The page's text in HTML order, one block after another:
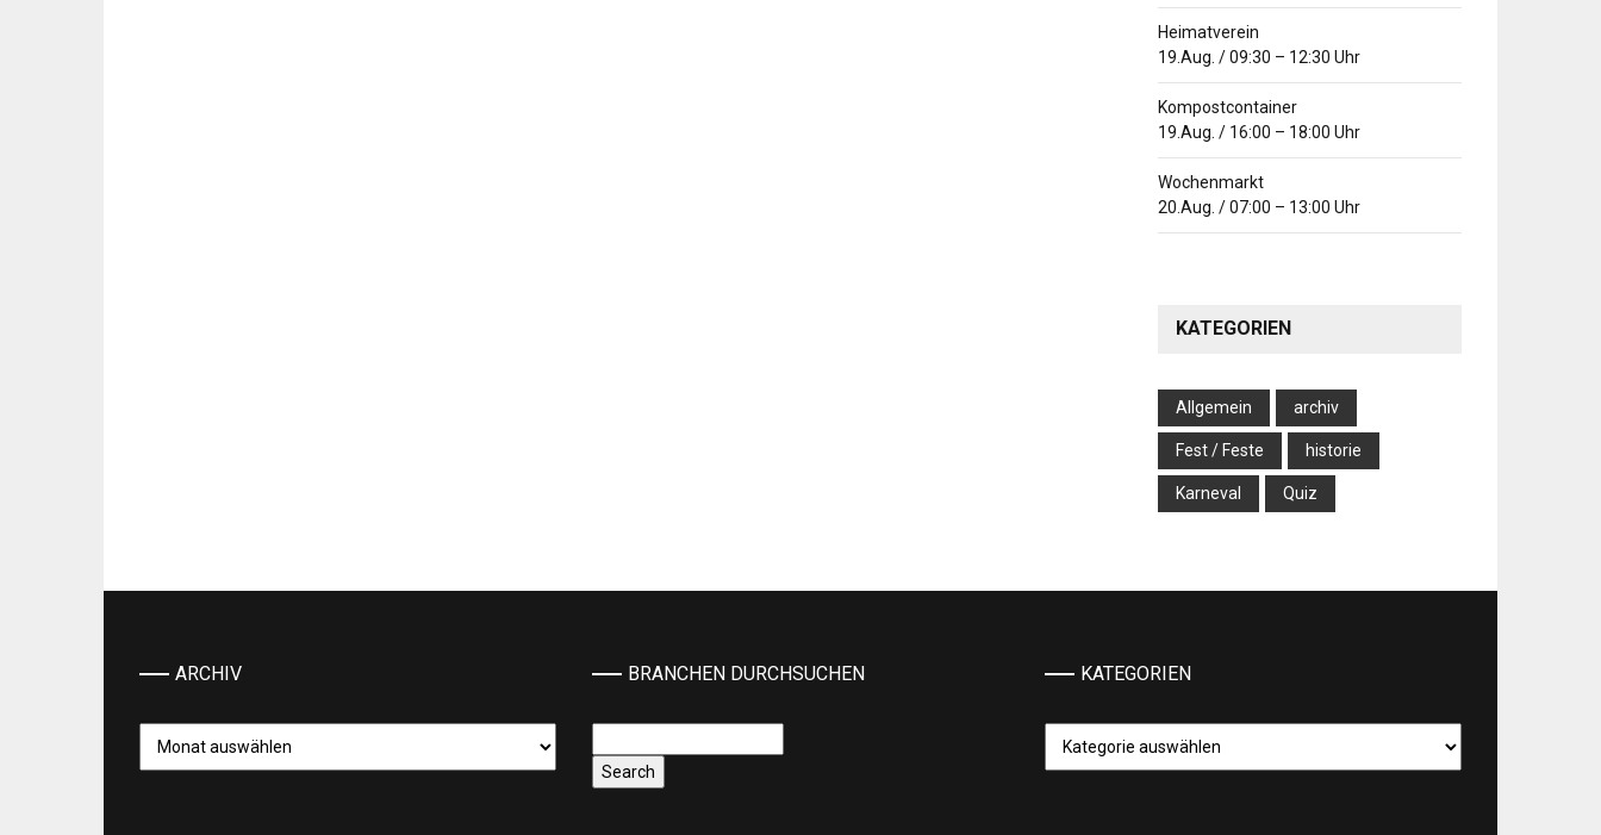
Heimatverein
19.Aug. /09:30 – 12:30 Uhr
Kompostcontainer
19.Aug. / 16:00 – 18:00 Uhr
Wochenmarkt
20.Aug. /07:00 – 13:00 Uhr
KATEGORIEN
Allgemein archiv
Fest / Feste historie
Karneval Quiz
ARCHIV BRANCHEN DURCHSUCHEN KATEGORIEN